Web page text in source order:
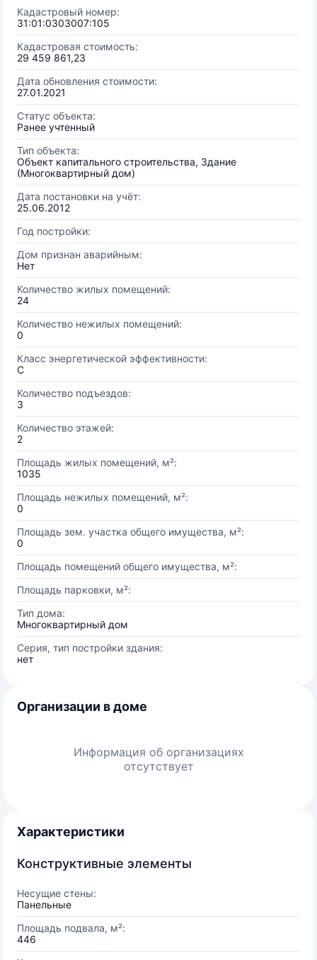
Кадастровый номер:
31:01:0303007:105
Кадастровая стоимость:
29 459 861,23
Дата обновления стоимости:
27.01.2021
Статус объекта:
Ранее учтенный
Тип объекта:
Объект капитального строительства, Здание
(Многоквартирный дом)
Дата постановки на учёт:
25.06.2012
Год постройки:
Дом признан аварийным:
Нет
Количество жилых помещений:
24
Количество нежилых помещений:
0
Класс энергетической эффективности:
C
Количество подъездов:
3
Количество этажей:
2
Площадь жилых помещений, м²:
1035
Площадь нежилых помещений, м²:
0
Площадь зем. участка общего имущества, м²:
0
Площадь помещений общего имущества, м²:
Площадь парковки, м²:
Тип дома:
Многоквартирный дом
Серия, тип постройки здания:
нет
Организации в доме
Информация об организациях
отсутствует
Характеристики
Конструктивные элементы
Несущие стены:
Панельные
Площадь подвала, м²:
446